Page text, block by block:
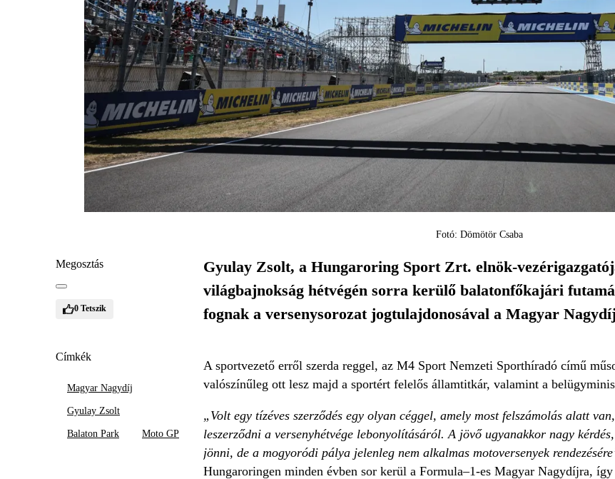
Fotó: Dömötör Csaba
Megosztás
0 Tetszik
Címkék
Magyar Nagydíj
Gyulay Zsolt
Balaton Park Moto GP
Gyulay Zsolt, a Hungaroring Sport Zrt. elnök-
világbajnokság hétvégén sorra kerülő balatonfőkajári
fognak a versenysorozat jogtulajdonosával a Magyar
A sportvezető erről szerda reggel, az M4 Sport Nemzeti Sporthíradó című
valószínűleg ott lesz majd a sportért felelős államtitkár, valamint a
„Volt egy tízéves szerződés egy olyan céggel, amely most felszámolás alatt
leszerződni a versenyhétvége lebonyolításáról. A jövő ugyanakkor nagy
jönni, de a mogyoródi pálya jelenleg nem alkalmas motoversenyek
Hungaroringen minden évben sor kerül a Formula–1-es Magyar Nagydíjra,